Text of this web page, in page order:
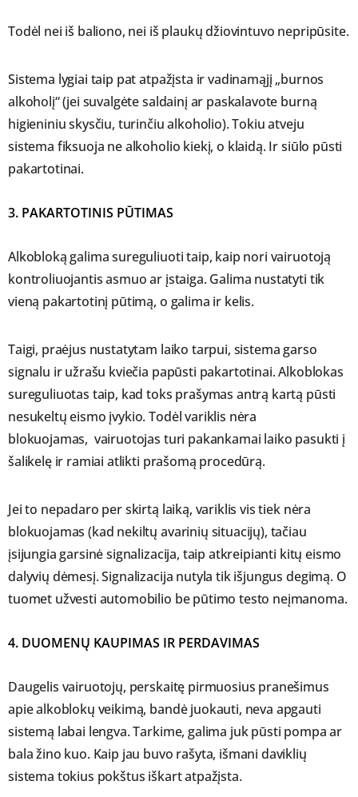
Todėl nei iš baliono, nei iš plaukų džiovintuvo nepripūsite.
Sistema lygiai taip pat atpažįsta ir vadinamąjį „burnos
alkoholį“ (jei suvalgėte saldainį ar paskalavote burną
higieniniu skysčiu, turinčiu alkoholio). Tokiu atveju
sistema fiksuoja ne alkoholio kiekį, o klaidą. Ir siūlo pūsti
pakartotinai.
3. PAKARTOTINIS PŪTIMAS
Alkobloką galima sureguliuoti taip, kaip nori vairuotoją
kontroliuojantis asmuo ar įstaiga. Galima nustatyti tik
vieną pakartotinį pūtimą, o galima ir kelis.
Taigi, praėjus nustatytam laiko tarpui, sistema garso
signalu ir užrašu kviečia papūsti pakartotinai. Alkoblokas
sureguliuotas taip, kad toks prašymas antrą kartą pūsti
nesukeltų eismo įvykio. Todėl variklis nėra
blokuojamas, vairuotojas turi pakankamai laiko pasukti į
šalikelę ir ramiai atlikti prašomą procedūrą.
Jei to nepadaro per skirtą laiką, variklis vis tiek nėra
blokuojamas (kad nekiltų avarinių situacijų), tačiau
įsijungia garsinė signalizacija, taip atkreipianti kitų eismo
dalyvių dėmesį. Signalizacija nutyla tik išjungus degimą. O
tuomet užvesti automobilio be pūtimo testo neįmanoma.
4. DUOMENŲ KAUPIMAS IR PERDAVIMAS
Daugelis vairuotojų, perskaitę pirmuosius pranešimus
apie alkoblokų veikimą, bandė juokauti, neva apgauti
sistemą labai lengva. Tarkime, galima juk pūsti pompa ar
bala žino kuo. Kaip jau buvo rašyta, išmani daviklių
sistema tokius pokštus iškart atpažįsta.